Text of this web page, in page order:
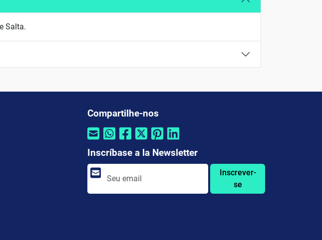
Salta.
Compartilhe-nos
Inscríbase a la Newsletter
Inscrever-
se